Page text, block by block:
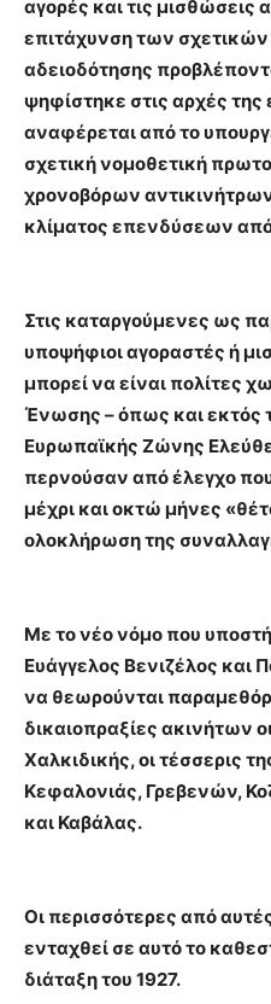
αγορές και τις μισθώσεις
επιτάχυνση των
αδειοδότησης
ψηφίστηκε στις αρχές
αναφέρεται από το
σχετική νομοθετική
χρονοβόρων
κλίματος επενδύσεων
Στις καταργούμενες ως
υποψήφιοι αγοραστές ή
μπορεί να είναι πολίτες
Ένωσης – όπως και
Ευρωπαϊκής Ζώνης
περνούσαν από έλεγχο
μέχρι και οκτώ μήνες
ολοκλήρωση της
Με το νέο νόμο που
Ευάγγελος Βενιζέλος και
να θεωρούνται
δικαιοπραξίες ακινήτων
Χαλκιδικής, οι τέσσερις
Κεφαλονιάς, Γρεβενών,
και Καβάλας.
Οι περισσότερες από
ενταχθεί σε αυτό το
διάταξη του 1927.